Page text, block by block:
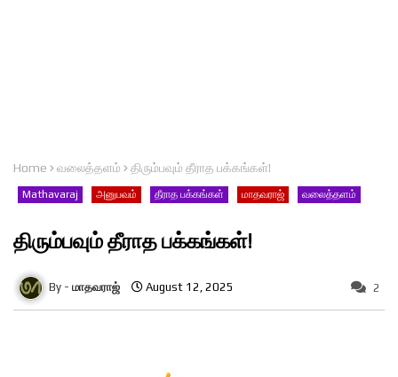
Home வலைத்தளம் திரும்பவும் தீராத பக்கங்கள்!
Mathavaraj அனுபவம் தீராத பக்கங்கள் மாதவராஜ் வலைத்தளம்
திரும்பவும் தீராத பக்கங்கள்!
மாதவராஜ் August 12, 2025 2